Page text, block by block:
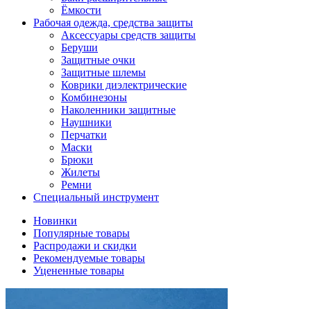
Ёмкости
Рабочая одежда, средства защиты
Аксессуары средств защиты
Беруши
Защитные очки
Защитные шлемы
Коврики диэлектрические
Комбинезоны
Наколенники защитные
Наушники
Перчатки
Маски
Брюки
Жилеты
Ремни
Специальный инструмент
Новинки
Популярные товары
Распродажи и скидки
Рекомендуемые товары
Уцененные товары